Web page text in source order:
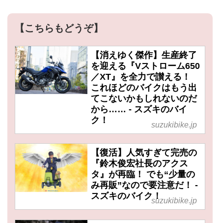
【こちらもどうぞ】
【消えゆく傑作】生産終了
を迎える『Vストローム650
／XT』を全力で讃える！
これほどのバイクはもう出
てこないかもしれないのだ
から…… - スズキのバイ
ク！
suzukibike.jp
【復活】人気すぎて完売の
『鈴木俊宏社長のアクス
タ』が再臨！ でも“少量の
み再販”なので要注意だ！ -
スズキのバイク！suzukibike.jp